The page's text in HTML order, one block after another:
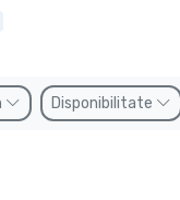
Disponibilitate